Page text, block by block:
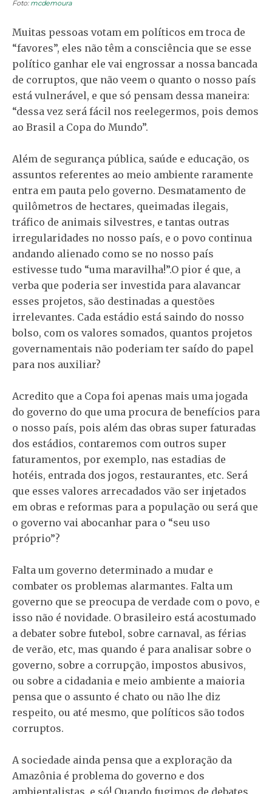
Foto: mcdemoura
Muitas pessoas votam em políticos em troca de
“favores”, eles não têm a consciência que se esse
político ganhar ele vai engrossar a nossa bancada
de corruptos, que não veem o quanto o nosso país
está vulnerável, e que só pensam dessa maneira:
“dessa vez será fácil nos reelegermos, pois demos
ao Brasil a Copa do Mundo”.
Além de segurança pública, saúde e educação, os
assuntos referentes ao meio ambiente raramente
entra em pauta pelo governo. Desmatamento de
quilômetros de hectares, queimadas ilegais,
tráfico de animais silvestres, e tantas outras
irregularidades no nosso país, e o povo continua
andando alienado como se no nosso país
estivesse tudo “uma maravilha!”.O pior é que, a
verba que poderia ser investida para alavancar
esses projetos, são destinadas a questões
irrelevantes. Cada estádio está saindo do nosso
bolso, com os valores somados, quantos projetos
governamentais não poderiam ter saído do papel
para nos auxiliar?
Acredito que a Copa foi apenas mais uma jogada
do governo do que uma procura de benefícios para
o nosso país, pois além das obras super faturadas
dos estádios, contaremos com outros super
faturamentos, por exemplo, nas estadias de
hotéis, entrada dos jogos, restaurantes, etc. Será
que esses valores arrecadados vão ser injetados
em obras e reformas para a população ou será que
o governo vai abocanhar para o “seu uso
próprio”?
Falta um governo determinado a mudar e
combater os problemas alarmantes. Falta um
governo que se preocupa de verdade com o povo, e
isso não é novidade. O brasileiro está acostumado
a debater sobre futebol, sobre carnaval, as férias
de verão, etc, mas quando é para analisar sobre o
governo, sobre a corrupção, impostos abusivos,
ou sobre a cidadania e meio ambiente a maioria
pensa que o assunto é chato ou não lhe diz
respeito, ou até mesmo, que políticos são todos
corruptos.
A sociedade ainda pensa que a exploração da
Amazônia é problema do governo e dos
ambientalistas, e só! Quando fugimos de debates